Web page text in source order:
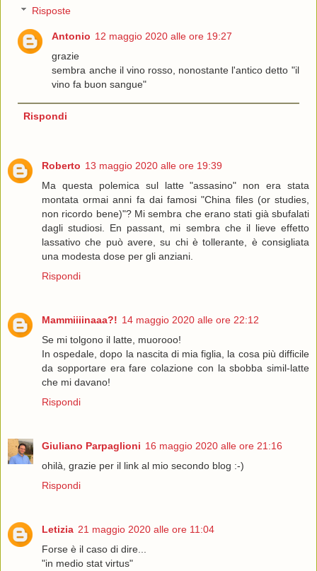
Risposte
Antonio 12 maggio 2020 alle ore 19:27
grazie
sembra anche il vino rosso, nonostante l'antico detto "il
vino fa buon sangue"
Rispondi
Roberto 13 maggio 2020 alle ore 19:39
Ma questa polemica sul latte "assasino" non era stata
montata ormai anni fa dai famosi "China files (or studies,
non ricordo bene)"? Mi sembra che erano stati già sbufalati
dagli studiosi. En passant, mi sembra che il lieve effetto
lassativo che può avere, su chi è tollerante, è consigliata
una modesta dose per gli anziani.
Rispondi
Mammiiiinaaa?! 14 maggio 2020 alle ore 22:12
Se mi tolgono il latte, muorooo!
In ospedale, dopo la nascita di mia figlia, la cosa più difficile
da sopportare era fare colazione con la sbobba simil-latte
che mi davano!
Rispondi
Giuliano Parpaglioni 16 maggio 2020 alle ore 21:16
ohilà, grazie per il link al mio secondo blog :-)
Rispondi
Letizia 21 maggio 2020 alle ore 11:04
Forse è il caso di dire...
"in medio stat virtus"